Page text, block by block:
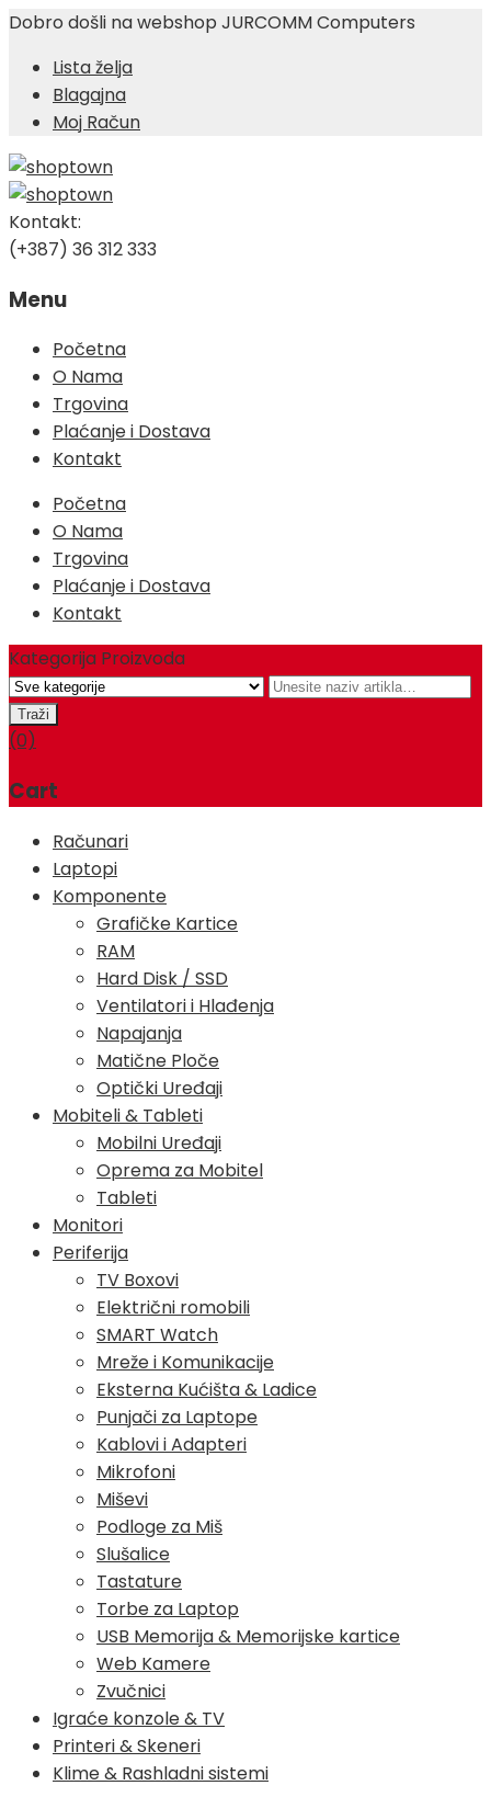
Dobro došli na webshop JURCOMM Computers
Lista želja
Blagajna
Moj Račun
Kontakt:
(+387) 36 312 333
Menu
Skip
content
Početna
O Nama
Trgovina
Plaćanje i Dostava
Kontakt
Početna
O Nama
Trgovina
Plaćanje i Dostava
Kontakt
Kategorija Proizvoda
(0)
Cart
Računari
Laptopi
Komponente
Grafičke Kartice
RAM
Hard Disk / SSD
Ventilatori i Hlađenja
Napajanja
Matične Ploče
Optički Uređaji
Mobiteli & Tableti
Mobilni Uređaji
Oprema za Mobitel
Tableti
Monitori
Periferija
TV Boxovi
Električni romobili
SMART Watch
Mreže i Komunikacije
Eksterna Kućišta & Ladice
Punjači za Laptope
Kablovi i Adapteri
Mikrofoni
Miševi
Podloge za Miš
Slušalice
Tastature
Torbe za Laptop
USB Memorija & Memorijske kartice
Web Kamere
Zvučnici
Igraće konzole & TV
Printeri & Skeneri
Klime & Rashladni sistemi